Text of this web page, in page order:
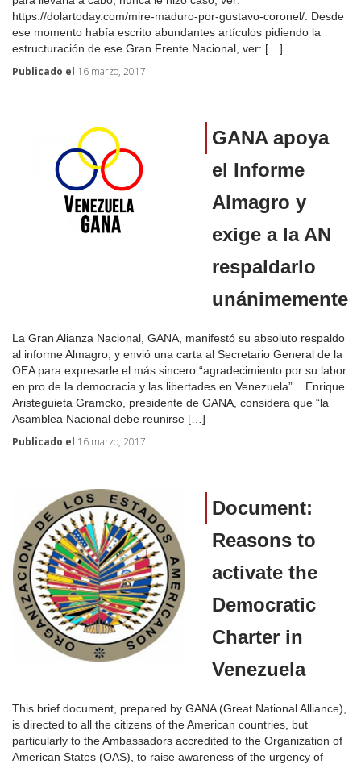
https://dolartoday.com/mire-maduro-por-gustavo-coronel/. Desde
ese momento había escrito abundantes artículos pidiendo la
estructuración de ese Gran Frente Nacional, ver: […]
Publicado el 16 marzo, 2017
GANA apoya
el Informe
Almagro y
exige a la AN
respaldarlo
unánimemente
La Gran Alianza Nacional, GANA, manifestó su absoluto respaldo
al informe Almagro, y envió una carta al Secretario General de la
OEA para expresarle el más sincero “agradecimiento por su labor
en pro de la democracia y las libertades en Venezuela”. Enrique
Aristeguieta Gramcko, presidente de GANA, considera que “la
Asamblea Nacional debe reunirse […]
Publicado el 16 marzo, 2017
Document:
Reasons to
activate the
Democratic
Charter in
Venezuela
This brief document, prepared by GANA (Great National Alliance),
is directed to all the citizens of the American countries, but
particularly to the Ambassadors accredited to the Organization of
American States (OAS), to raise awareness of the urgency of